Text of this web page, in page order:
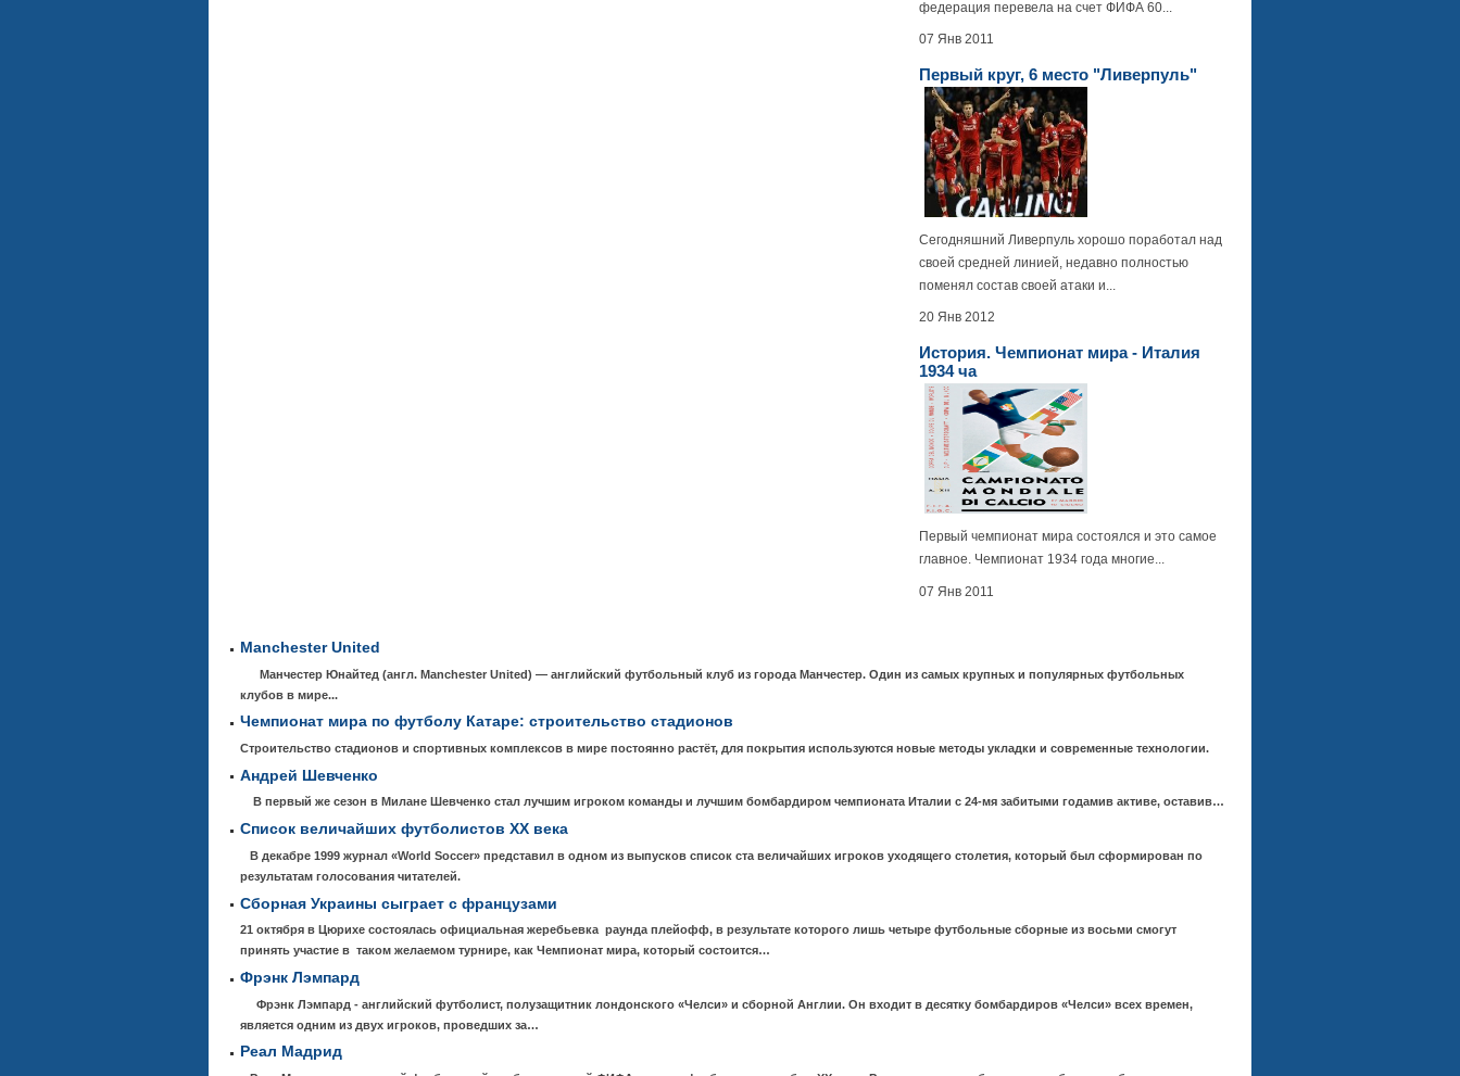
федерация перевела на счет ФИФА 60...
07 Янв 2011
Первый круг, 6 место "Ливерпуль"
Сегодняшний Ливерпуль хорошо поработал над
своей средней линией, недавно полностью
поменял состав своей атаки и...
20 Янв 2012
История. Чемпионат мира - Италия
1934 ча
Первый чемпионат мира состоялся и это самое
главное. Чемпионат 1934 года многие...
07 Янв 2011
Manchester United
Манчестер Юнайтед (англ. Manchester United) — английский футбольный клуб из города Манчестер. Один из самых крупных и популярных футбольных
клубов в мире...
Чемпионат мира по футболу Катаре: строительство стадионов
Строительство стадионов и спортивных комплексов в мире постоянно растёт, для покрытия используются новые методы укладки и современные технологии.
Андрей Шевченко
В первый же сезон в Милане Шевченко стал лучшим игроком команды и лучшим бомбардиром чемпионата Италии с 24-мя забитыми годамив активе, оставив…
Список величайших футболистов XX века
В декабре 1999 журнал «World Soccer» представил в одном из выпусков список ста величайших игроков уходящего столетия, который был сформирован по
результатам голосования читателей.
Сборная Украины сыграет с французами
21 октября в Цюрихе состоялась официальная жеребьевка раунда плейофф, в результате которого лишь четыре футбольные сборные из восьми смогут
принять участие в таком желаемом турнире, как Чемпионат мира, который состоится…
Фрэнк Лэмпард
Фрэнк Лэмпард - английский футболист, полузащитник лондонского «Челси» и сборной Англии. Он входит в десятку бомбардиров «Челси» всех времен,
является одним из двух игроков, проведших за…
Реал Мадрид